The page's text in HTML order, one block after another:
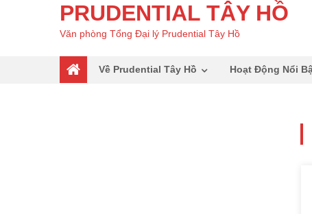
PRUDENTIAL TÂY HỒ
Văn phòng Tổng Đại lý Prudential Tây Hồ
Về Prudential Tây Hồ Hoạt Động Nổi